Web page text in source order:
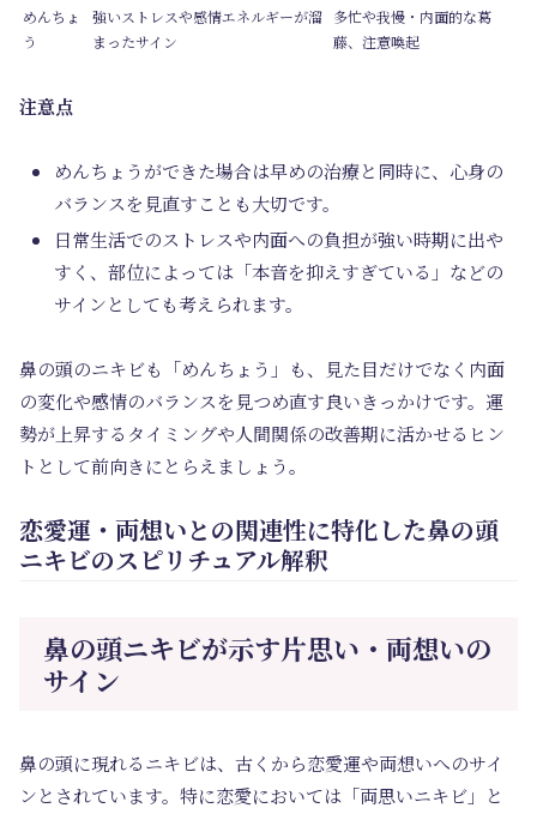
めんちょ
う
強いストレスや感情エネルギーが溜
まったサイン
多忙や我慢・内面的な葛
藤、注意喚起
注意点
めんちょうができた場合は早めの治療と同時に、心身の
バランスを見直すことも大切です。
日常生活でのストレスや内面への負担が強い時期に出や
すく、部位によっては「本音を抑えすぎている」などの
サインとしても考えられます。
鼻の頭のニキビも「めんちょう」も、見た目だけでなく内面
の変化や感情のバランスを見つめ直す良いきっかけです。運
勢が上昇するタイミングや人間関係の改善期に活かせるヒン
トとして前向きにとらえましょう。
恋愛運・両想いとの関連性に特化した鼻の頭
ニキビのスピリチュアル解釈
鼻の頭ニキビが示す片思い・両想いの
サイン
鼻の頭に現れるニキビは、古くから恋愛運や両想いへのサイ
ンとされています。特に恋愛においては「両思いニキビ」と